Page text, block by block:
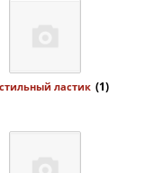
ластик (1)